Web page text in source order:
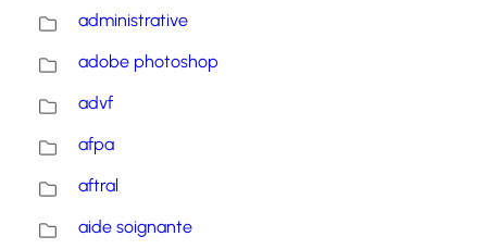
administrative
adobe photoshop
advf
afpa
aftral
aide soignante